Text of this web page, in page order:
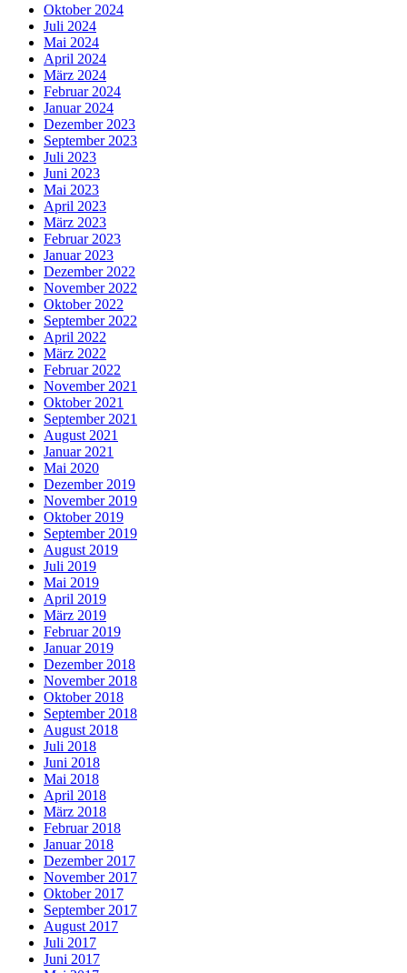
Oktober 2024
Juli 2024
Mai 2024
April 2024
März 2024
Februar 2024
Januar 2024
Dezember 2023
September 2023
Juli 2023
Juni 2023
Mai 2023
April 2023
März 2023
Februar 2023
Januar 2023
Dezember 2022
November 2022
Oktober 2022
September 2022
April 2022
März 2022
Februar 2022
November 2021
Oktober 2021
September 2021
August 2021
Januar 2021
Mai 2020
Dezember 2019
November 2019
Oktober 2019
September 2019
August 2019
Juli 2019
Mai 2019
April 2019
März 2019
Februar 2019
Januar 2019
Dezember 2018
November 2018
Oktober 2018
September 2018
August 2018
Juli 2018
Juni 2018
Mai 2018
April 2018
März 2018
Februar 2018
Januar 2018
Dezember 2017
November 2017
Oktober 2017
September 2017
August 2017
Juli 2017
Juni 2017